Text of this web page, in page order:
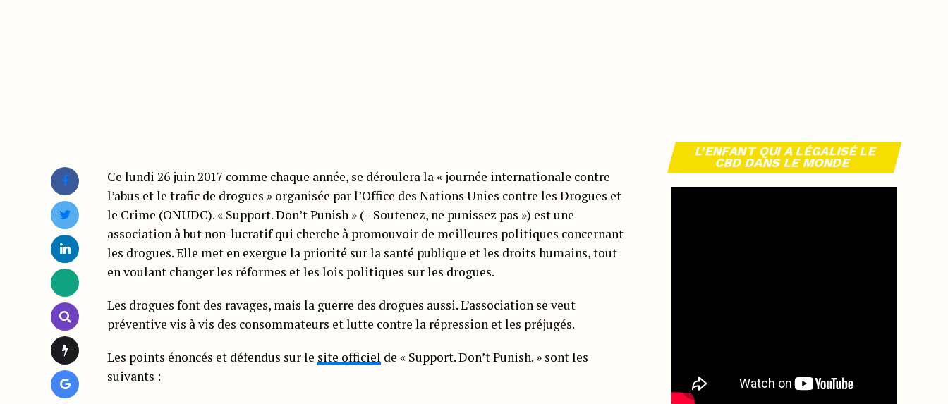
Ce lundi 26 juin 2017 comme chaque année, se déroulera la « journée internationale contre
l’abus et le trafic de drogues » organisée par l’Office des Nations Unies contre les Drogues et
le Crime (ONUDC). « Support. Don’t Punish » (= Soutenez, ne punissez pas ») est une
association à but non-lucratif qui cherche à promouvoir de meilleures politiques concernant
les drogues. Elle met en exergue la priorité sur la santé publique et les droits humains, tout
en voulant changer les réformes et les lois politiques sur les drogues.
Les drogues font des ravages, mais la guerre des drogues aussi. L’association se veut
préventive vis à vis des consommateurs et lutte contre la répression et les préjugés.
Les points énoncés et défendus sur le site officiel de « Support. Don’t Punish. » sont les
suivants :
L’ENFANT QUI A LÉGALISÉ LE
CBD DANS LE MONDE